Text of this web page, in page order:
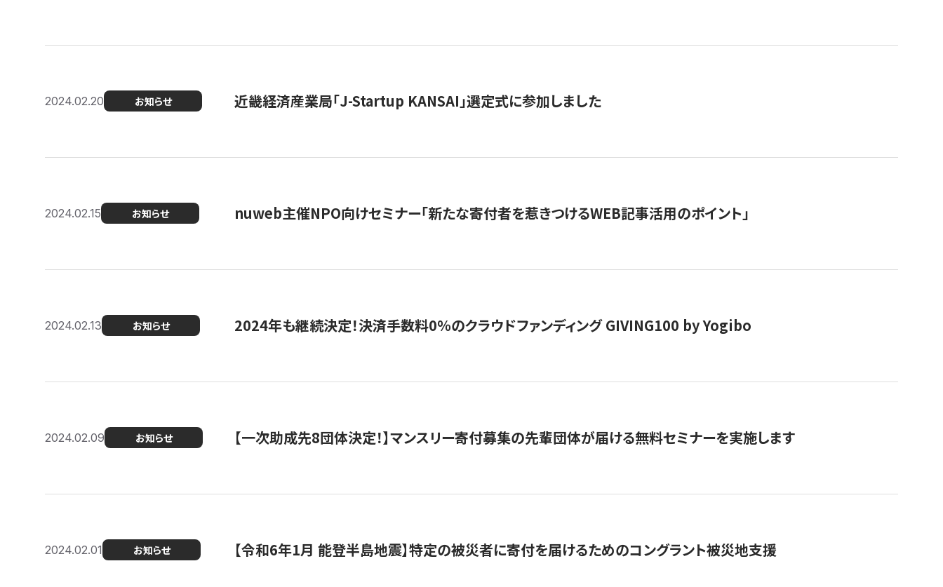
2024.02.20 お知らせ 近畿経済産業局「J-Startup KANSAI」選定式に参加しました
2024.02.15 お知らせ nuweb主催NPO向けセミナー「新たな寄付者を惹きつけるWEB記事活用のポイント」
2024.02.13 お知らせ 2024年も継続決定！決済手数料0％のクラウドファンディング GIVING100 by Yogibo
2024.02.09 お知らせ 【一次助成先8団体決定！】マンスリー寄付募集の先輩団体が届ける無料セミナーを実施します
2024.02.01 お知らせ 【令和6年1月 能登半島地震】特定の被災者に寄付を届けるためのコングラント被災地支援